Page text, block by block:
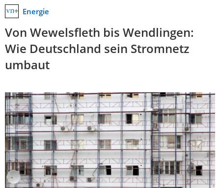
Energie
Von Wewelsfleth bis Wendlingen:
Wie Deutschland sein Stromnetz
umbaut